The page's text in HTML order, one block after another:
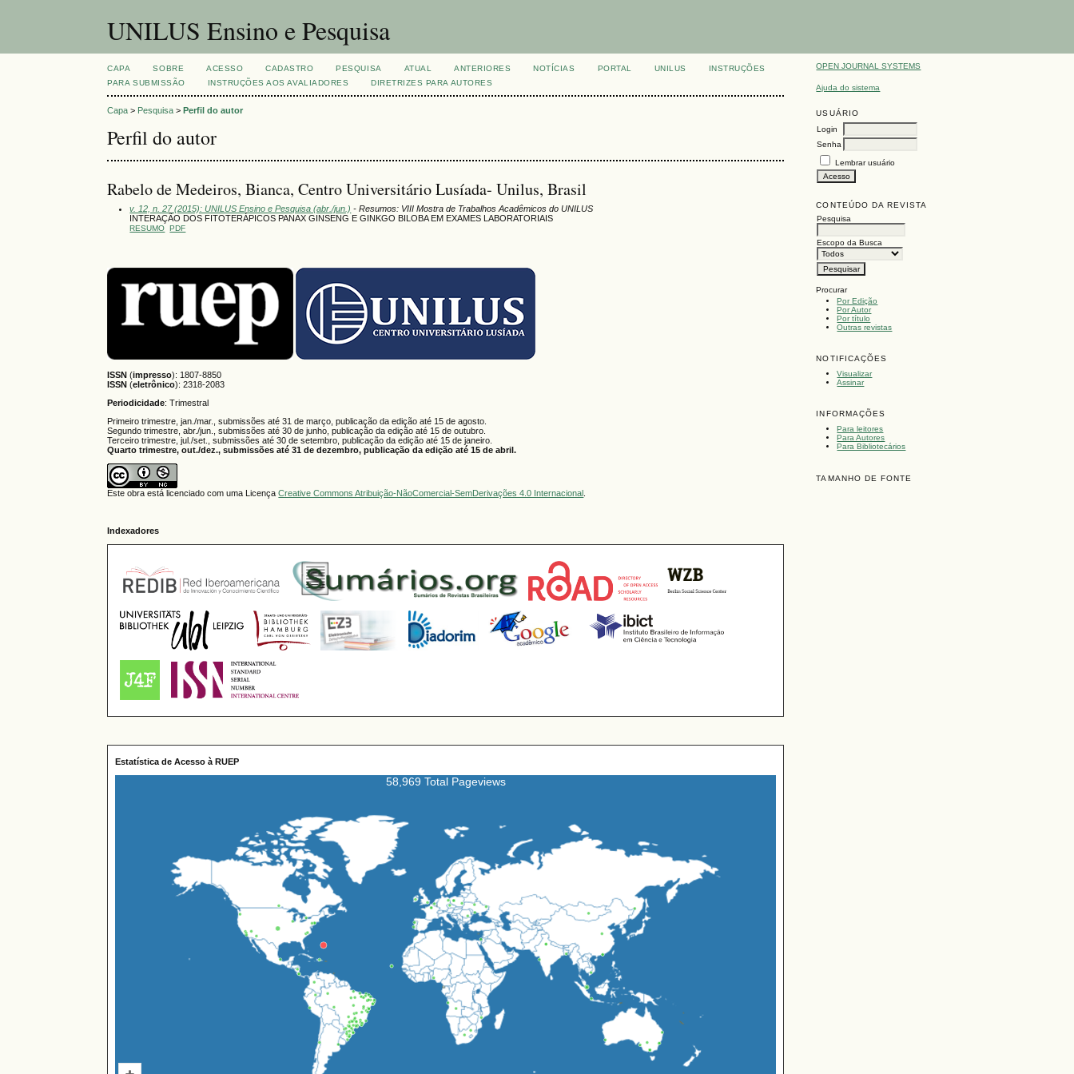
UNILUS Ensino e Pesquisa
OPEN JOURNAL SYSTEMS
Ajuda do sistema
USUÁRIO
Login
Senha
Lembrar usuário
CONTEÚDO DA REVISTA
Pesquisa
Escopo da Busca
Procurar
Por Edição
Por Autor
Por título
Outras revistas
NOTIFICAÇÕES
Visualizar
Assinar
INFORMAÇÕES
Para leitores
Para Autores
Para Bibliotecários
TAMANHO DE FONTE
CAPA SOBRE ACESSO CADASTRO PESQUISA ATUAL ANTERIORES NOTÍCIAS PORTAL UNILUS
INSTRUÇÕES
PARA SUBMISSÃO
INSTRUÇÕES AOS AVALIADORES DIRETRIZES PARA AUTORES
Capa > Pesquisa >Perfil do autor
Perfil do autor
Rabelo de Medeiros, Bianca, Centro Universitário Lusíada- Unilus, Brasil
v. 12, n. 27 (2015): UNILUS Ensino e Pesquisa (abr./jun.) - Resumos: VIII Mostra de Trabalhos Acadêmicos do UNILUS
INTERAÇÃO DOS FITOTERÁPICOS PANAX GINSENG E GINKGO BILOBA EM EXAMES LABORATORIAIS
RESUMO PDF
ISSN (impresso): 1807-8850
ISSN (eletrônico):2318-2083
Periodicidade: Trimestral
Primeiro trimestre, jan./mar., submissões até 31 de março, publicação da edição até 15 de agosto.
Segundo trimestre, abr./jun., submissões até 30 de junho, publicação da edição até 15 de outubro.
Terceiro trimestre, jul./set., submissões até 30 de setembro, publicação da edição até 15 de janeiro.
Quarto trimestre, out./dez., submissões até 31 de dezembro, publicação da edição até 15 de abril.
Este obra está licenciado com uma LicençaCreative Commons Atribuição-NãoComercial-SemDerivações 4.0 Internacional
Indexadores
Estatística de Acesso à RUEP
58,969 Total Pageviews